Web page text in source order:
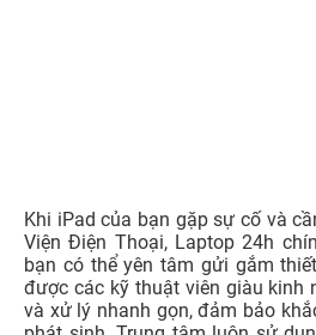
Khi iPad của bạn gặp sự cố và
Viện Điện Thoại, Laptop 24h
bạn có thể yên tâm gửi gắm
được các kỹ thuật viên giàu kinh
và xử lý nhanh gọn, đảm bảo